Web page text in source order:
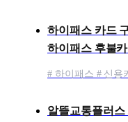
하이패스 카드
하이패스 후불
# 하이패스 # 신용
알뜰교통플러